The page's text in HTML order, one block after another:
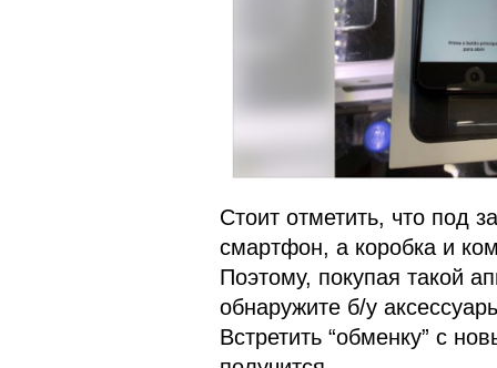
Стоит отметить, что под
смартфон, а коробка и
Поэтому, покупая такой
обнаружите б/у
Встретить “обменку” с